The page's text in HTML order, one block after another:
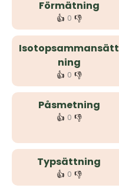
Förmätning
👍 0 👎
Isotopsammansätt
ning
👍 0 👎
Påsmetning
👍 0 👎
Typsättning
👍 0 👎